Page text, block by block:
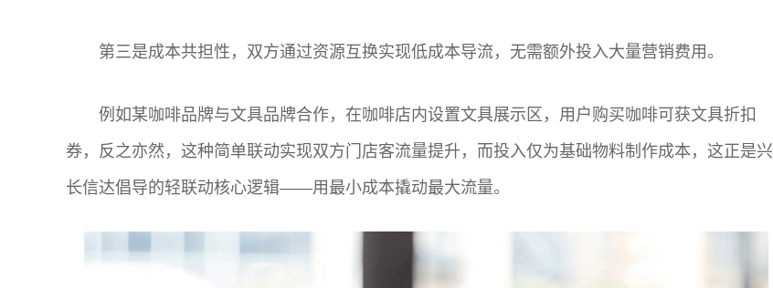
第三是成本共担性，双方通过资源互换实现低成本导流，无需额外投入大量营销费用。
例如某咖啡品牌与文具品牌合作，在咖啡店内设置文具展示区，用户购买咖啡可获文具折扣
券，反之亦然，这种简单联动实现双方门店客流量提升，而投入仅为基础物料制作成本，这正是兴
长信达倡导的轻联动核心逻辑——用最小成本撬动最大流量。